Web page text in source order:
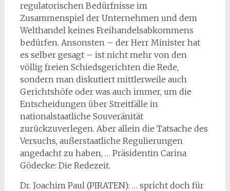
regulatorischen Bedürfnisse im
Zusammenspiel der Unternehmen und dem
Welthandel keines Freihandelsabkommens
bedürfen. Ansonsten – der Herr Minister hat
es selber gesagt – ist nicht mehr von den
völlig freien Schiedsgerichten die Rede,
sondern man diskutiert mittlerweile auch
Gerichtshöfe oder was auch immer, um die
Entscheidungen über Streitfälle in
nationalstaatliche Souveränität
zurückzuverlegen. Aber allein die Tatsache des
Versuchs, außerstaatliche Regulierungen
angedacht zu haben, … Präsidentin Carina
Gödecke: Die Redezeit.
Dr. Joachim Paul (PIRATEN): … spricht doch für